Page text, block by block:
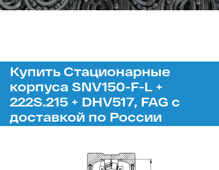
Купить Стационарные
корпуса SNV150-F-L +
222S.215 + DHV517, FAG с
доставкой по России